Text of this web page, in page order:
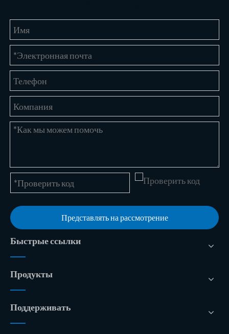
Представлять на рассмотрение
Быстрые ссылки
Продукты
Поддерживать